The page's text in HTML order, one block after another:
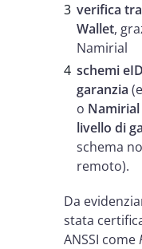
verifica
Wallet,
Namirial
schemi
garanzia
o
livello di
schema
remoto).
Da
stata
ANSSI come